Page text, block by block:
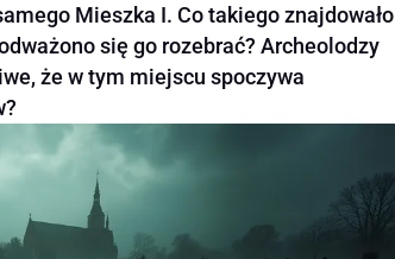
Mieszka I. Co takiego znajdowało
się go rozebrać? Archeolodzy
że w tym miejscu spoczywa